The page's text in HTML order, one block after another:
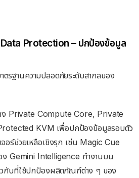
Protection – ปกป้องข้อมูล
ตรฐานความปลอดภัยระดับสากลของ
าง Private Compute Core, Private
KVM เพื่อปกป้องข้อมูลรอบตัว
อร์ช่วยเหลือเชิงรุก เช่น Magic Cue
ง Gemini Intelligence ทำงานบน
วกับที่ใช้ปกป้องผลิตภัณฑ์ต่าง ๆ ของ